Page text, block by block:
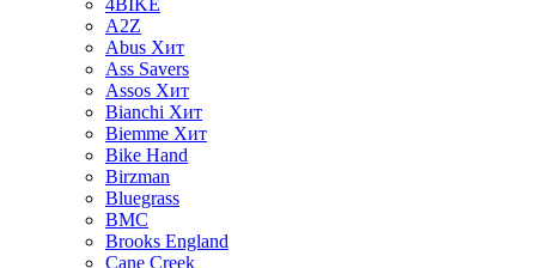
4BIKE
A2Z
Abus Хит
Ass Savers
Assos Хит
Bianchi Хит
Biemme Хит
Bike Hand
Birzman
Bluegrass
BMC
Brooks England
Cane Creek